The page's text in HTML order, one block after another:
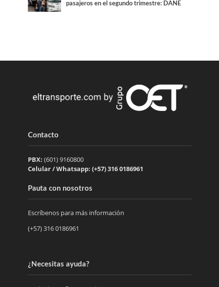
pasajeros en el segundo trimestre: DANE
Contacto
PBX: (601) 9160800
Celular / Whatsapp: (+57) 316 0186961
Pauta con nosotros
Escríbenos para más información
(+57) 316 0186961
¿Necesitas ayuda?